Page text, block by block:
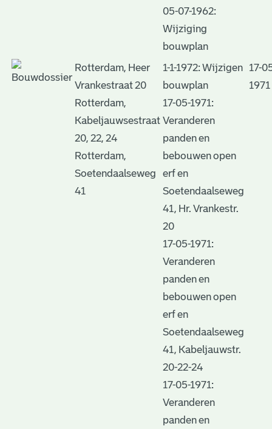
05-07-1962:
Wijziging
bouwplan
Rotterdam, Heer
Vrankestraat 20
Rotterdam,
Kabeljauwsestraat
20, 22, 24
Rotterdam,
Soetendaalseweg
41
1-1-1972: Wijzigen
bouwplan
17-05-1971:
Veranderen
panden en
bebouwen open
erf en
Soetendaalseweg
41, Hr. Vrankestr.
20
17-05-1971:
Veranderen
panden en
bebouwen open
erf en
Soetendaalseweg
41, Kabeljauwstr.
20-22-24
17-05-1971:
Veranderen
panden en
17-
1971